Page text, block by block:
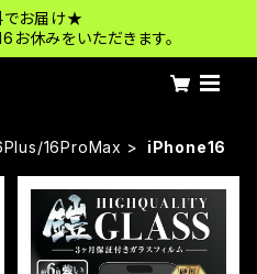
でお届け★
お休みをいただきます。
16ProMax iPhone16